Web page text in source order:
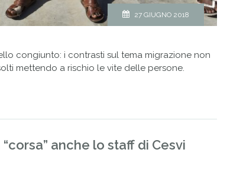
27 GIUGNO 2018
congiunto: i contrasti sul tema migrazione non
mettendo a rischio le vite delle persone.
“corsa” anche lo staff di Cesvi